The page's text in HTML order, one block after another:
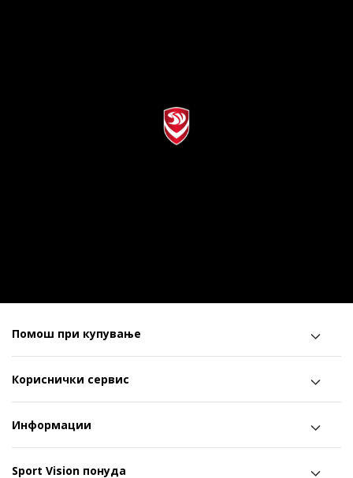
Помош при купување
Кориснички сервис
Информации
Sport Vision понуда